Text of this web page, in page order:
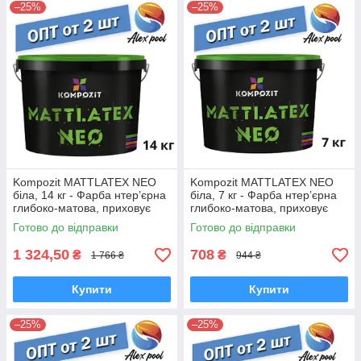
–25%
Kompozit MATTLATEX NEO
біла, 14 кг - Фарба нтер’єрна
глибоко-матова, приховує
дрібні нерівності поверхні
Готово до відправки
1 324,50 ₴ 1 766 ₴
Купити
–25%
Kompozit MATTLATEX NEO
біла, 7 кг - Фарба нтер’єрна
глибоко-матова, приховує
дрібні нерівності поверхні
Готово до відправки
708 ₴ 944 ₴
Купити
–25% –25%